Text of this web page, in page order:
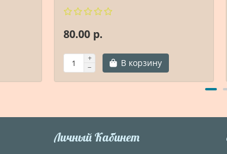
80.00 р.
В корзину
Личный Кабинет